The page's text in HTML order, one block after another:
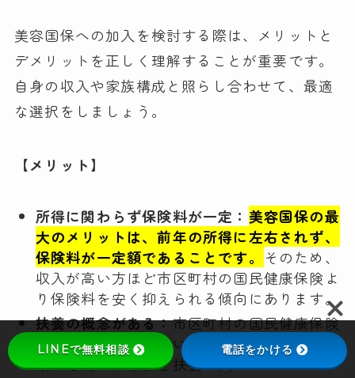
美容国保への加入を検討する際は、メリットと
デメリットを正しく理解することが重要です。
自身の収入や家族構成と照らし合わせて、最適
な選択をしましょう。
【メリット】
所得に関わらず保険料が一定： 美容国保の最
大のメリットは、前年の所得に左右されず、
保険料が一定額であることです。 そのため、
収入が高い方ほど市区町村の国民健康保険よ
り保険料を安く抑えられる傾向にあります。
扶養の概念がある：市区町村の国民健康保険
にはない「扶養」という考え方があります。
条件を満たす家族を扶養に入れられるため、
LINEで無料相談 電話をかける